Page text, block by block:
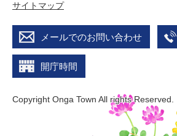
サイトマップ
メールでのお問い合わせ
開庁時間
Copyright Onga Town All rights Reserved.